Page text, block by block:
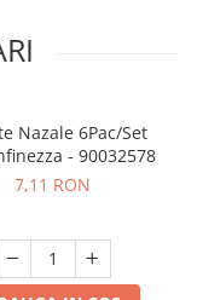
Nazale 6Pac/Set
- 90032578
7,11 RON